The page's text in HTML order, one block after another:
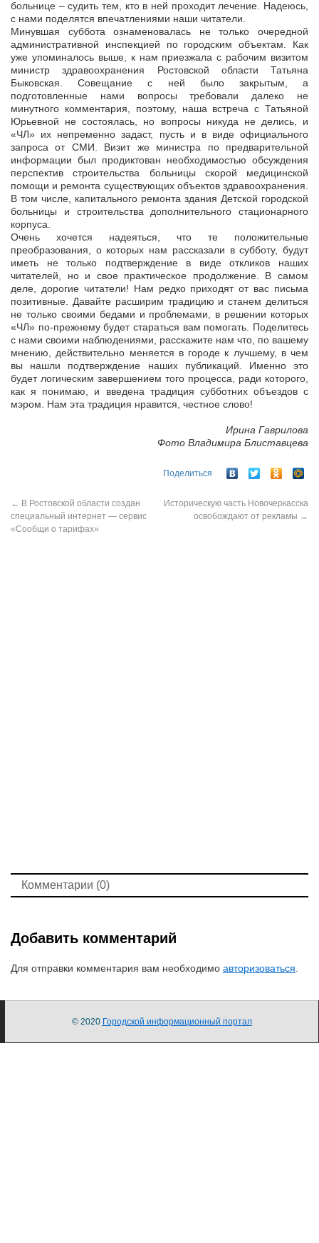
больнице – судить тем, кто в ней проходит лечение. Надеюсь,
с нами поделятся впечатлениями наши читатели.
Минувшая суббота ознаменовалась не только очередной
административной инспекцией по городским объектам. Как
уже упоминалось выше, к нам приезжала с рабочим визитом
министр здравоохранения Ростовской области Татьяна
Быковская. Совещание с ней было закрытым, а
подготовленные нами вопросы требовали далеко не
минутного комментария, поэтому, наша встреча с Татьяной
Юрьевной не состоялась, но вопросы никуда не делись, и
«ЧЛ» их непременно задаст, пусть и в виде официального
запроса от СМИ. Визит же министра по предварительной
информации был продиктован необходимостью обсуждения
перспектив строительства больницы скорой медицинской
помощи и ремонта существующих объектов здравоохранения.
В том числе, капитального ремонта здания Детской городской
больницы и строительства дополнительного стационарного
корпуса.
Очень хочется надеяться, что те положительные
преобразования, о которых нам рассказали в субботу, будут
иметь не только подтверждение в виде откликов наших
читателей, но и свое практическое продолжение. В самом
деле, дорогие читатели! Нам редко приходят от вас письма
позитивные. Давайте расширим традицию и станем делиться
не только своими бедами и проблемами, в решении которых
«ЧЛ» по-прежнему будет стараться вам помогать. Поделитесь
с нами своими наблюдениями, расскажите нам что, по вашему
мнению, действительно меняется в городе к лучшему, в чем
вы нашли подтверждение наших публикаций. Именно это
будет логическим завершением того процесса, ради которого,
как я понимаю, и введена традиция субботних объездов с
мэром. Нам эта традиция нравится, честное слово!
Ирина Гаврилова
Фото Владимира Блиставцева
Поделиться
← В Ростовской области создан
специальный интернет — сервис
«Сообщи о тарифах»
Историческую часть Новочеркасска
освобождают от рекламы →
Комментарии (0)
Добавить комментарий
Для отправки комментария вам необходимо авторизоваться
© 2020 Городской информационный портал